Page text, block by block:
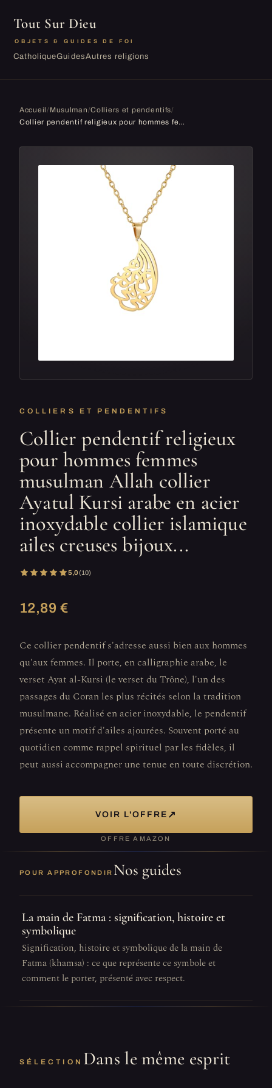
Tout Sur Dieu
OBJETS & GUIDES DE FOI
CatholiqueGuidesAutres religions
Accueil/ Musulman/Colliers et pendentifs/
Collier pendentif religieux pour hommes femmes musulman Allah collier Ayatul Kursi arabe en acier inoxydable collier islamique ailes creuses bijoux...
COLLIERS ET PENDENTIFS
Collier pendentif religieux
pour hommes femmes
musulman Allah collier
Ayatul Kursi arabe en acier
inoxydable collier islamique
ailes creuses bijoux...
5,0(10)
12,89 €
Ce collier pendentif s'adresse aussi bien aux hommes
qu'aux femmes. Il porte, en calligraphie arabe, le
verset Ayat al-Kursi (le verset du Trône), l'un des
passages du Coran les plus récités selon la tradition
musulmane. Réalisé en acier inoxydable, le pendentif
présente un motif d'ailes ajourées. Souvent porté au
quotidien comme rappel spirituel par les fidèles, il
peut aussi accompagner une tenue en toute discrétion.
VOIR L'OFFRE ↗
OFFRE AMAZON
POUR APPROFONDIR Nos guides
La main de Fatma : signification, histoire et
symbolique
Signification, histoire et symbolique de la main de
Fatma (khamsa) : ce que représente ce symbole et
comment le porter, présenté avec respect.
SÉLECTION Dans le même esprit